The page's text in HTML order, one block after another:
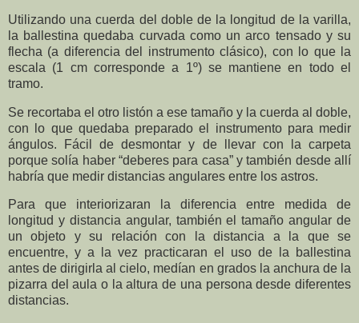
Utilizando una cuerda del doble de la longitud de la varilla,
la ballestina quedaba curvada como un arco tensado y su
flecha (a diferencia del instrumento clásico), con lo que la
escala (1 cm corresponde a 1º) se mantiene en todo el
tramo.
Se recortaba el otro listón a ese tamaño y la cuerda al doble,
con lo que quedaba preparado el instrumento para medir
ángulos. Fácil de desmontar y de llevar con la carpeta
porque solía haber “deberes para casa” y también desde allí
habría que medir distancias angulares entre los astros.
Para que interiorizaran la diferencia entre medida de
longitud y distancia angular, también el tamaño angular de
un objeto y su relación con la distancia a la que se
encuentre, y a la vez practicaran el uso de la ballestina
antes de dirigirla al cielo, medían en grados la anchura de la
pizarra del aula o la altura de una persona desde diferentes
distancias.